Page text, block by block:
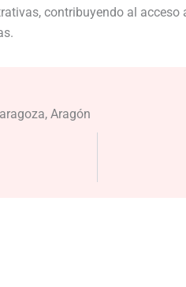
contribuyendo al acceso
Aragón